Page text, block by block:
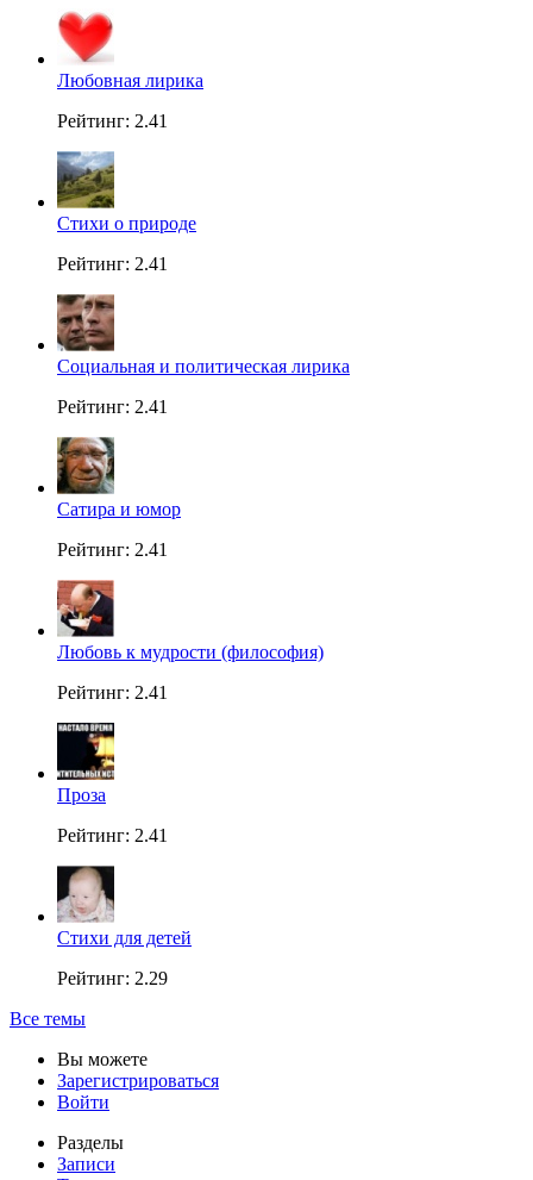
Любовная лирика
Рейтинг: 2.41
Стихи о природе
Рейтинг: 2.41
Социальная и политическая лирика
Рейтинг: 2.41
Сатира и юмор
Рейтинг: 2.41
Любовь к мудрости (философия)
Рейтинг: 2.41
Проза
Рейтинг: 2.41
Стихи для детей
Рейтинг: 2.29
Все темы
Вы можете
Зарегистрироваться
Войти
Разделы
Записи